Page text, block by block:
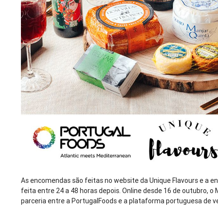
As encomendas são feitas no website da Unique Flavours e a
feita entre 24 a 48 horas depois. Online desde 16 de outubro,
parceria entre a PortugalFoods e a plataforma portuguesa de